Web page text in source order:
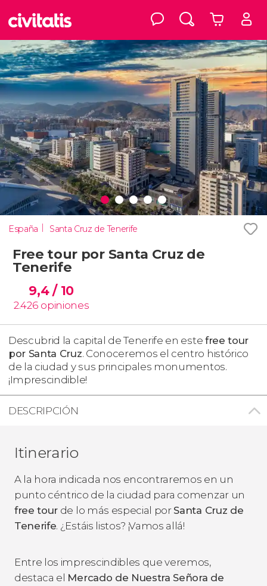
España Santa Cruz de Tenerife
Free tour por Santa Cruz de
Tenerife
9,4/ 10
2.426 opiniones
Descubrid la capital de Tenerife en este free tour
por Santa Cruz. Conoceremos el centro histórico
de la ciudad y sus principales monumentos.
¡Imprescindible!
DESCRIPCIÓN
Itinerario
A la hora indicada nos encontraremos en un
punto céntrico de la ciudad para comenzar un
free tour de lo más especial por Santa Cruz de
Tenerife. ¿Estáis listos? ¡Vamos allá!
Entre los imprescindibles que veremos,
destaca el Mercado de Nuestra Señora de